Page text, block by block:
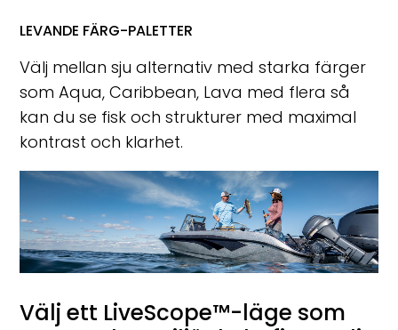
LEVANDE FÄRG-PALETTER
Välj mellan sju alternativ med starka färger
som Aqua, Caribbean, Lava med flera så
kan du se fisk och strukturer med maximal
kontrast och klarhet.
Välj ett LiveScope™-läge som